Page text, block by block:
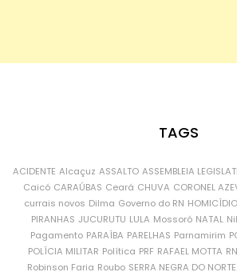
TAGS
ACIDENTE Alcaçuz ASSALTO ASSEMBLEIA
Caicó CARAÚBAS Ceará CHUVA CORONEL
currais novos Dilma Governo do RN HOMICÍDIO
PIRANHAS JUCURUTU LULA Mossoró NATAL
Pagamento PARAÍBA PARELHAS Parnamirim
POLÍCIA MILITAR Política PRF RAFAEL MOTTA RN
Robinson Faria Roubo SERRA NEGRA DO NORTE